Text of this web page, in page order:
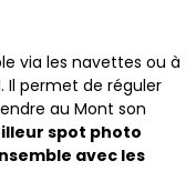
via les navettes ou à
Il permet de réguler
au Mont son
spot photo
avec les